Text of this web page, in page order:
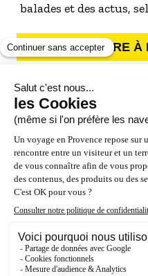
balades et des actus,
S'INSCRIRE À
NOS
ESPACE PRO /